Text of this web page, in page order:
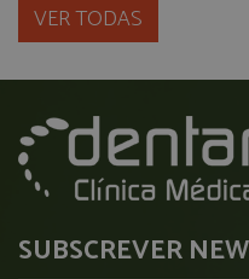
VER TODAS
SUBSCREVER